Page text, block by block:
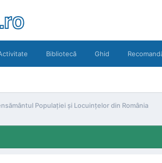
Bibliotecă Ghid
Populaţiei şi Locuinţelor din România